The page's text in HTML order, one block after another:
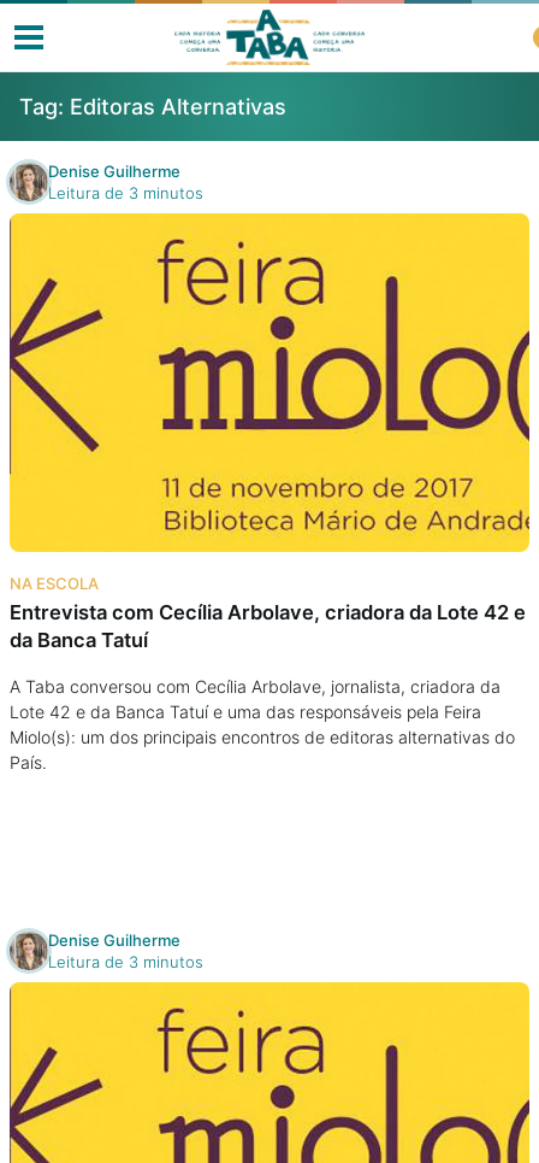
Livros
Resenhas
Clube de Leitores
Listas
Na escola
Na família
Colunas
Conteúdos
E-Books
Eventos
Podcast
Tag: Editoras Alternativas
Denise Guilherme
Leitura de 3 minutos
NA ESCOLA
Entrevista com Cecília Arbolave, criadora da Lote 42 e
da Banca Tatuí
A Taba conversou com Cecília Arbolave, jornalista, criadora da
Lote 42 e da Banca Tatuí e uma das responsáveis pela Feira
Miolo(s): um dos principais encontros de editoras alternativas do
País.
Denise Guilherme
Leitura de 3 minutos